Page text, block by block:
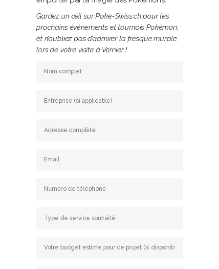
Gardez un œil sur Poke-Swiss.ch pour les
prochains événements et tournois Pokémon,
et n’oubliez pas d’admirer la fresque murale
lors de votre visite à Vernier !